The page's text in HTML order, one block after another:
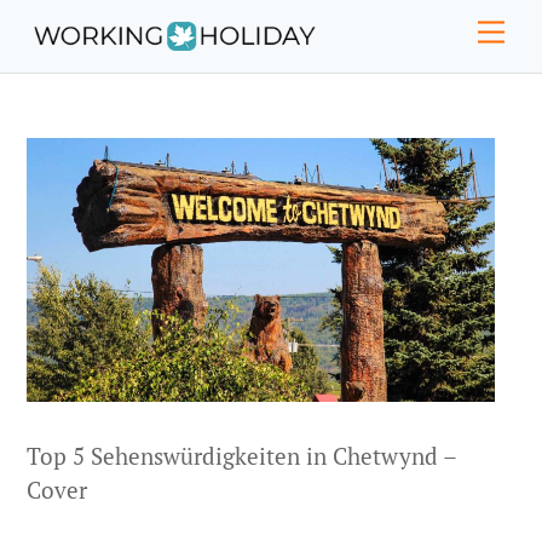
content
Top 5 Sehenswürdigkeiten in Chetwynd –
Cover